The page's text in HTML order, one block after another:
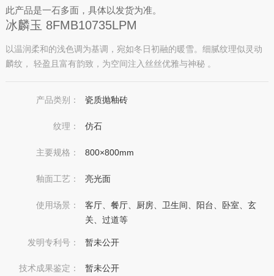
此产品是一石多面，具体以发货为准。
冰麟玉 8FMB10735LPM
以温润柔和的浅色调为基调，宛如冬日初融的暖雪。细腻纹理似灵动
麟纹， 轻盈且富有韵致，为空间注入丝丝优雅与神秘 。
产品类别： 瓷质抛釉砖
纹理： 仿石
主要规格： 800×800mm
釉面工艺： 亮光面
使用场景：
客厅、餐厅、厨房、卫生间、阳台、卧室、玄
关、过道等
发明专利号： 暂未公开
技术成果鉴定： 暂未公开